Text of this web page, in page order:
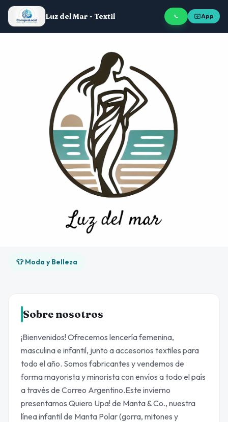
Luz del Mar - Textil App
👕 Moda y Belleza
Sobre nosotros
¡Bienvenidos! Ofrecemos lencería femenina,
masculina e infantil, junto a accesorios textiles para
todo el año. Somos fabricantes y vendemos de
forma mayorista y minorista con envíos a todo el país
a través de Correo Argentino.Este invierno
presentamos Quiero Upa! de Manta & Co., nuestra
línea infantil de Manta Polar (gorra, mitones y